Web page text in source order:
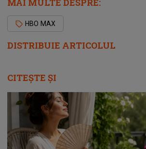
DISTRIBUIE ARTICOLUL
MAI MULTE DESPRE:
HBO MAX
CITEȘTE ȘI